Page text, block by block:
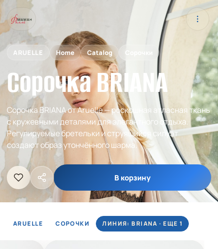
ARUELLE Home Catalog Сорочки
Сорочка BRIANA
Сорочка BRIANA от Aruelle — роскошная атласная ткань
с кружевными деталями для элегантного отдыха.
Регулируемые бретельки и струящийся силуэт
создают образ утончённого шарма.
В корзину
ARUELLE СОРОЧКИ ЛИНИЯ: BRIANA · ЕЩЕ 1